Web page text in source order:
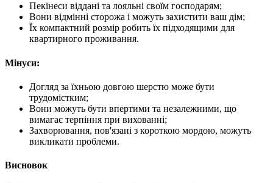
Пекінеси віддані та лояльні своїм господарям;
Вони відмінні сторожа і можуть захистити ваш дім;
Їх компактний розмір робить їх підходящими для
квартирного проживання.
Мінуси:
Догляд за їхньою довгою шерстю може бути
трудомістким;
Вони можуть бути впертими та незалежними, що
вимагає терпіння при вихованні;
Захворювання, пов'язані з короткою мордою, можуть
викликати проблеми.
Висновок